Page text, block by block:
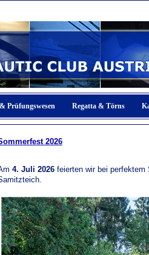
Prüfungswesen Regatta & Törns
2026
4. Juli 2026feierten wir bei perfektem